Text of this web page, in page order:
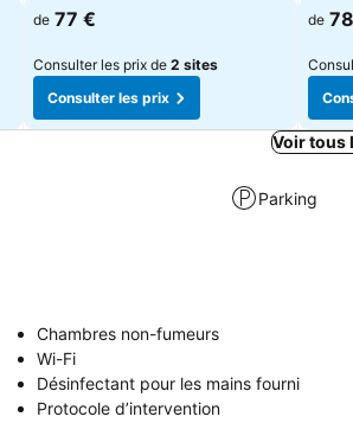
Consulter les prix
de 77 €
Consulter les prix de 2 sites
Consulter les prix
de
Voir tous
Parking
Chambres non-fumeurs
Wi-Fi
Désinfectant pour les mains fourni
Protocole d’intervention